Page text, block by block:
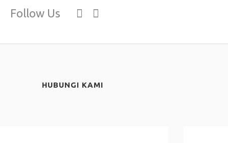
Follow Us
HUBUNGI KAMI